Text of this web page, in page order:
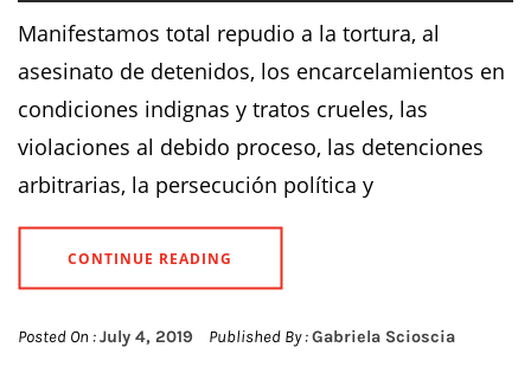
Manifestamos total repudio a la tortura, al
asesinato de detenidos, los encarcelamientos en
condiciones indignas y tratos crueles, las
violaciones al debido proceso, las detenciones
arbitrarias, la persecución política y
CONTINUE READING
Posted On :July 4, 2019 Published By :Gabriela Scioscia